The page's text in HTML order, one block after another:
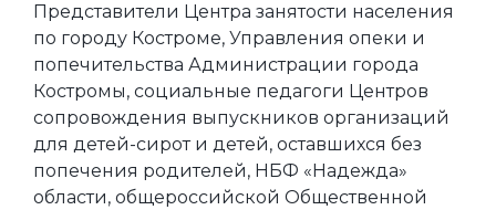
Представители Центра занятости населения
по городу Костроме, Управления опеки и
попечительства Администрации города
Костромы, социальные педагоги Центров
сопровождения выпускников организаций
для детей-сирот и детей, оставшихся без
попечения родителей, НБФ «Надежда»
области, общероссийской Общественной